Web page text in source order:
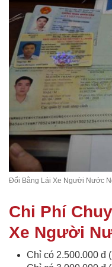
Đổi Bằng Lái Xe Người Nước
Chi Phí
Xe Người
Chỉ có 2.500.000 đ